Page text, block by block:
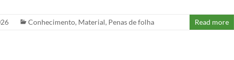
Conhecimento, Material, Penas de folha Read more